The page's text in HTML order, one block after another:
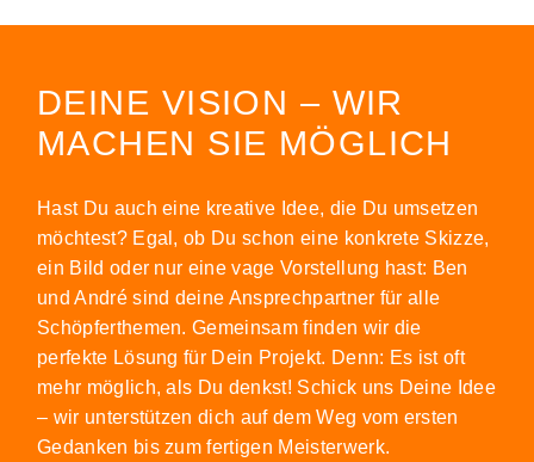
DEINE VISION – WIR
MACHEN SIE MÖGLICH
Hast Du auch eine kreative Idee, die Du umsetzen
möchtest? Egal, ob Du schon eine konkrete Skizze,
ein Bild oder nur eine vage Vorstellung hast: Ben
und André sind deine Ansprechpartner für alle
Schöpferthemen. Gemeinsam finden wir die
perfekte Lösung für Dein Projekt. Denn: Es ist oft
mehr möglich, als Du denkst! Schick uns Deine Idee
– wir unterstützen dich auf dem Weg vom ersten
Gedanken bis zum fertigen Meisterwerk.